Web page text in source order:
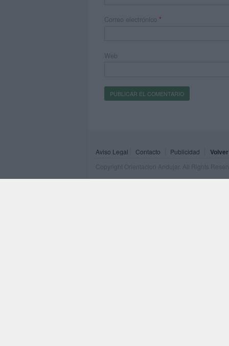
Correo electrónico *
Web
Aviso Legal Contacto Publicidad